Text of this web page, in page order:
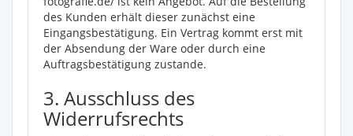
des Kunden erhält dieser zunächst eine
Eingangsbestätigung. Ein Vertrag kommt erst mit
der Absendung der Ware oder durch eine
Auftragsbestätigung zustande.
3. Ausschluss des
Widerrufsrechts